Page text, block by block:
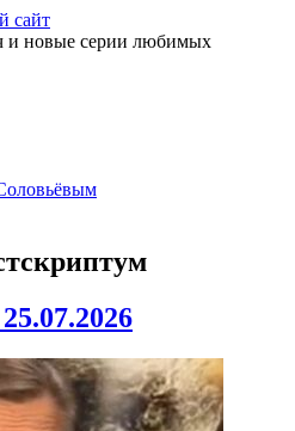
сайт
и новые серии любимых